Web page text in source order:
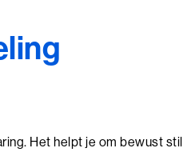
Het helpt je om bewust stil